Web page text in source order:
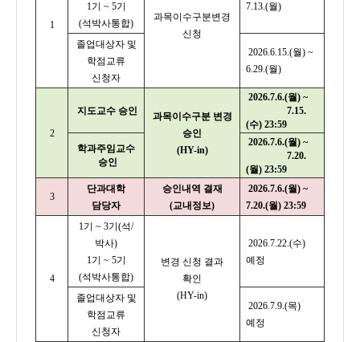
1
1기 ~ 5기
(석박사통합)
과목이수구분변경
신청
7.13.(월)
졸업대상자 및
학점교류
신청자
2026.6.15.(월) ~
6.29.(월)
2
지도교수 승인
과목이수구분 변경
승인
(HY-in)
2026.7.6.(월) ~
7.15.
(수) 23:59
학과주임교수
승인
2026.7.6.(월) ~
7.20.
(월) 23:59
3
단과대학
담당자
승인내역 결재
(교내정보)
2026.7.6.(월) ~
7.20.(월) 23:59
4
1기 ~ 3기(석/
박사)
1기 ~ 5기
(석박사통합)
변경 신청 결과
확인
(HY-in)
2026.7.22.(수)
예정
졸업대상자 및
학점교류
신청자
2026.7.9.(목)
예정